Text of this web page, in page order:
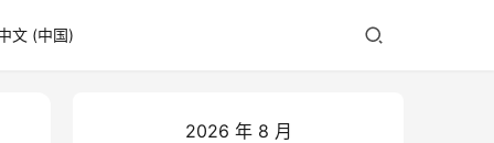
文 (中国)
2026 年 8 月